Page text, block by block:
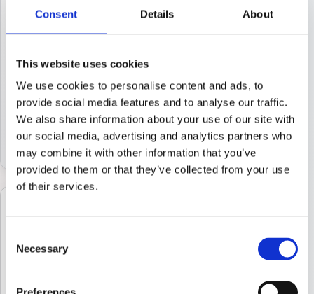
Consent Details About
This website uses cookies
We use cookies to personalise content and ads, to
provide social media features and to analyse our traffic.
We also share information about your use of our site with
our social media, advertising and analytics partners who
may combine it with other information that you’ve
provided to them or that they’ve collected from your use
of their services.
Selection
Necessary
14:00 – 16:30
Samstag – Sonntag
geschlossen
Termine außerhalb der Bürozeiten nach Absprache
möglich.
Sie die Route direkt in Google Maps öffnen.